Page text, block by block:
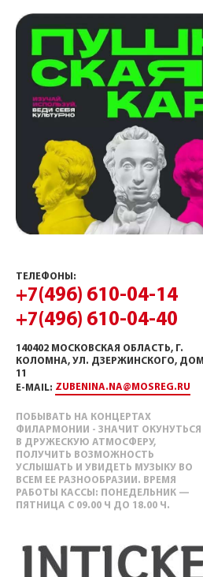
ТЕЛЕФОНЫ:
+7(496) 610-04-14
+7(496) 610-04-40
140402 МОСКОВСКАЯ ОБЛАСТЬ, Г.
КОЛОМНА, УЛ. ДЗЕРЖИНСКОГО, ДОМ
11
E-MAIL: ZUBENINA.NA@MOSREG.RU
ПОБЫВАТЬ НА КОНЦЕРТАХ
ФИЛАРМОНИИ - ЗНАЧИТ ОКУНУТЬСЯ
В ДРУЖЕСКУЮ АТМОСФЕРУ,
ПОЛУЧИТЬ ВОЗМОЖНОСТЬ
УСЛЫШАТЬ И УВИДЕТЬ МУЗЫКУ ВО
ВСЕМ ЕЕ РАЗНООБРАЗИИ. ВРЕМЯ
РАБОТЫ КАССЫ: ПОНЕДЕЛЬНИК —
ПЯТНИЦА С 09.00 Ч ДО 18.00 Ч.